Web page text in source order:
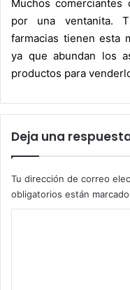
Muchos
por una ventanita.
farmacias tienen esta
ya que abundan los
productos para
Deja una
Tu dirección de correo
obligatorios están